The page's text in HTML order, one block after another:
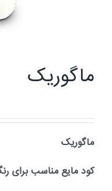
ماگوریک
ماگوریک
کود مایع مناسب برای